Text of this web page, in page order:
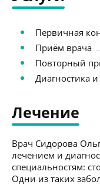
Первичная
Приём врача
Повторный
Диагностика
Лечение
Врач Сидорова
лечением и
специальностям:
Одни из таких